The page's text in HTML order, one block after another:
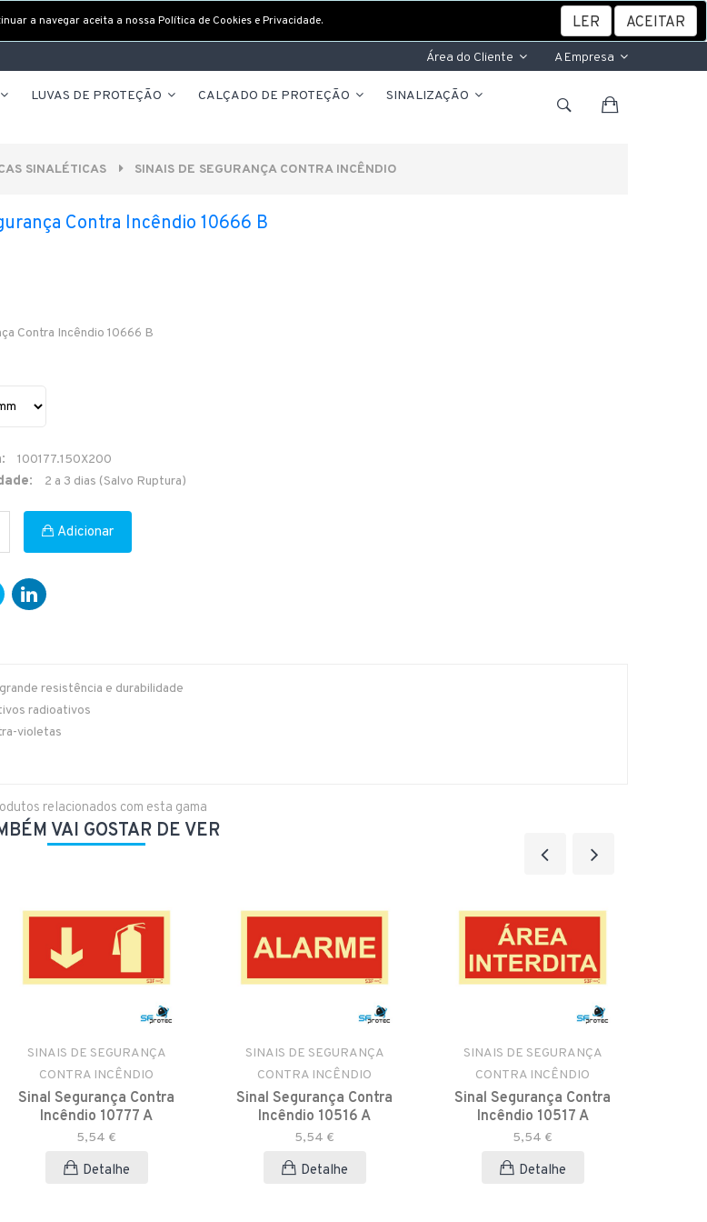
a navegar aceita a nossa Política de Cookies e Privacidade. LER ACEITAR
Área do Cliente A Empresa
LUVAS DE PROTEÇÃO CALÇADO DE PROTEÇÃO
SINALIZAÇÃO
SINALÉTICAS SINAIS DE SEGURANÇA CONTRA INCÊNDIO
Contra Incêndio 10666 B
Contra Incêndio 10666 B
100177.150X200
2 a 3 dias (Salvo Ruptura)
Adicionar
resistência e durabilidade
radioativos
violetas
relacionados com esta gama
VAI GOSTAR DE VER
SINAIS DE SEGURANÇA
CONTRA INCÊNDIO
Sinal Segurança Contra
Incêndio 10777 A
5,54 €
Detalhe
SINAIS DE SEGURANÇA
CONTRA INCÊNDIO
Sinal Segurança Contra
Incêndio 10516 A
5,54 €
Detalhe
SINAIS DE SEGURANÇA
CONTRA INCÊNDIO
Sinal Segurança Contra
Incêndio 10517 A
5,54 €
Detalhe